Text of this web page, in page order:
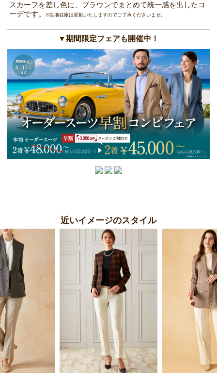
スカーフを差し色に、ブラウンでまとめて統一感を出したコ
ーデです。
※生地在庫は変動いたしますのでご了承くださいませ。
▼期間限定フェアも開催中！
近いイメージのスタイル